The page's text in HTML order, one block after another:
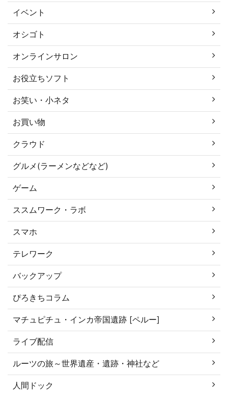
イベント
オシゴト
オンラインサロン
お役立ちソフト
お笑い・小ネタ
お買い物
クラウド
グルメ(ラーメンなどなど)
ゲーム
ススムワーク・ラボ
スマホ
テレワーク
バックアップ
ぴろきちコラム
マチュピチュ・インカ帝国遺跡 [ペルー]
ライブ配信
ルーツの旅～世界遺産・遺跡・神社など
人間ドック